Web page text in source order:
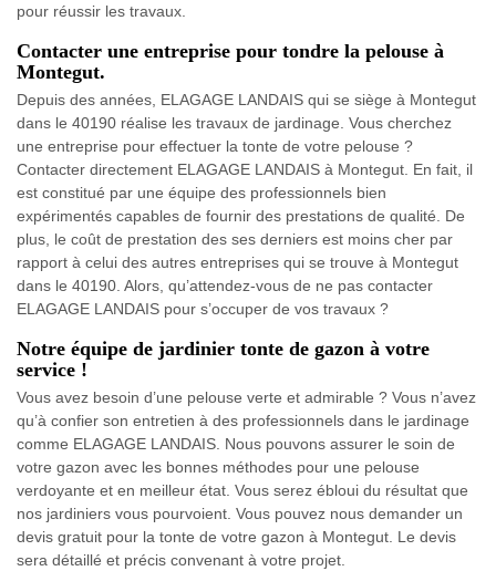
pour réussir les travaux.
Contacter une entreprise pour tondre la pelouse à
Montegut.
Depuis des années, ELAGAGE LANDAIS qui se siège à Montegut
dans le 40190 réalise les travaux de jardinage. Vous cherchez
une entreprise pour effectuer la tonte de votre pelouse ?
Contacter directement ELAGAGE LANDAIS à Montegut. En fait, il
est constitué par une équipe des professionnels bien
expérimentés capables de fournir des prestations de qualité. De
plus, le coût de prestation des ses derniers est moins cher par
rapport à celui des autres entreprises qui se trouve à Montegut
dans le 40190. Alors, qu’attendez-vous de ne pas contacter
ELAGAGE LANDAIS pour s’occuper de vos travaux ?
Notre équipe de jardinier tonte de gazon à votre
service !
Vous avez besoin d’une pelouse verte et admirable ? Vous n’avez
qu’à confier son entretien à des professionnels dans le jardinage
comme ELAGAGE LANDAIS. Nous pouvons assurer le soin de
votre gazon avec les bonnes méthodes pour une pelouse
verdoyante et en meilleur état. Vous serez ébloui du résultat que
nos jardiniers vous pourvoient. Vous pouvez nous demander un
devis gratuit pour la tonte de votre gazon à Montegut. Le devis
sera détaillé et précis convenant à votre projet.